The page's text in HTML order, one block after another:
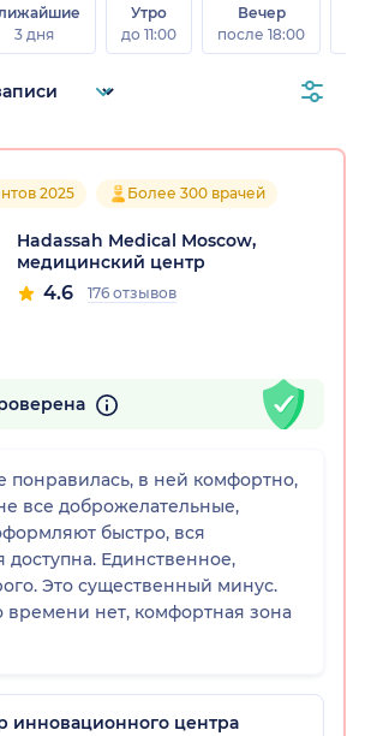
3 дня
Утро
до 11:00
Вечер
после 18:00
2025 Более 300 врачей
Hadassah Medical Moscow,
медицинский центр
4.6 176 отзывов
понравилась, в ней комфортно,
все доброжелательные,
быстро, вся
Единственное,
Это существенный минус.
времени нет, комфортная зона
инновационного центра